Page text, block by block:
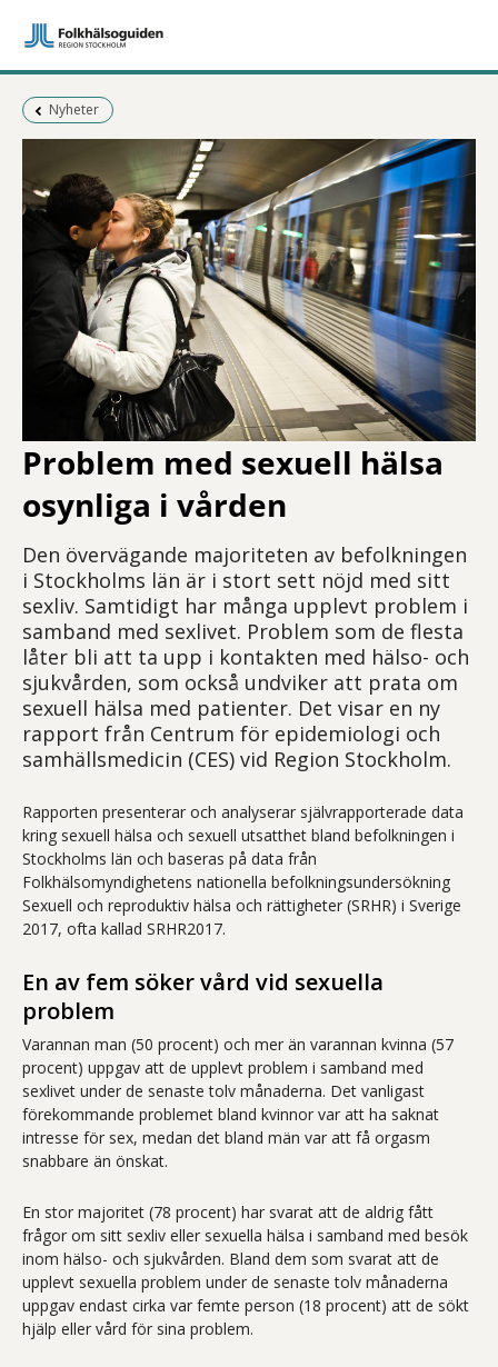
Föregående sida:
Nyheter
Problem med sexuell hälsa
osynliga i vården
Den övervägande majoriteten av befolkningen
i Stockholms län är i stort sett nöjd med sitt
sexliv. Samtidigt har många upplevt problem i
samband med sexlivet. Problem som de flesta
låter bli att ta upp i kontakten med hälso- och
sjukvården, som också undviker att prata om
sexuell hälsa med patienter. Det visar en ny
rapport från Centrum för epidemiologi och
samhällsmedicin (CES) vid Region Stockholm.
Rapporten presenterar och analyserar självrapporterade data
kring sexuell hälsa och sexuell utsatthet bland befolkningen i
Stockholms län och baseras på data från
Folkhälsomyndighetens nationella befolkningsundersökning
Sexuell och reproduktiv hälsa och rättigheter (SRHR) i Sverige
2017, ofta kallad SRHR2017.
En av fem söker vård vid sexuella
problem
Varannan man (50 procent) och mer än varannan kvinna (57
procent) uppgav att de upplevt problem i samband med
sexlivet under de senaste tolv månaderna. Det vanligast
förekommande problemet bland kvinnor var att ha saknat
intresse för sex, medan det bland män var att få orgasm
snabbare än önskat.
En stor majoritet (78 procent) har svarat att de aldrig fått
frågor om sitt sexliv eller sexuella hälsa i samband med besök
inom hälso- och sjukvården. Bland dem som svarat att de
upplevt sexuella problem under de senaste tolv månaderna
uppgav endast cirka var femte person (18 procent) att de sökt
hjälp eller vård för sina problem.